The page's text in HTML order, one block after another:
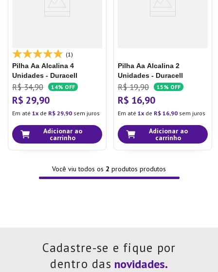
(1)
Pilha Aa Alcalina 4
Unidades - Duracell
R$ 34,90 14% OFF
R$ 29,90
Em até 1 de R$ 29,90 sem juros
Adicionar ao
carrinho
Pilha Aa Alcalina 2
Unidades - Duracell
R$ 19,90 15% OFF
R$ 16,90
Em até 1 de R$ 16,90 sem juros
Adicionar ao
carrinho
Você viu todos os 2 produtos
Cadastre-se e fique por
dentro das
Aparelho Jantar